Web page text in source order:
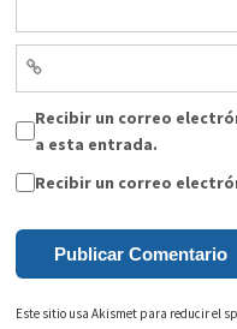
Recibir un correo
a esta entrada.
Recibir un correo
Este sitio usa Akismet para reducir el